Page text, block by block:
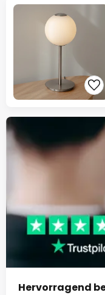
Hervorragend